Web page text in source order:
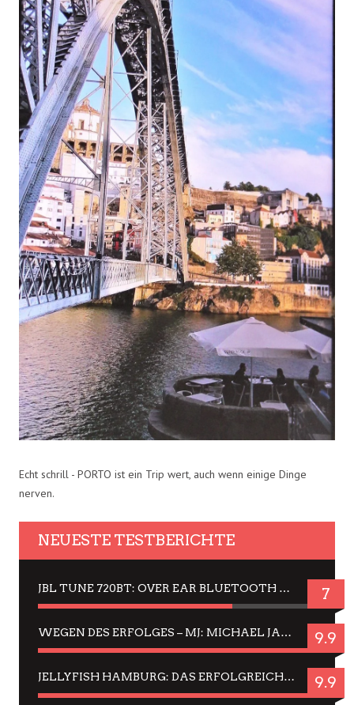
Echt schrill - PORTO ist ein Trip wert, auch wenn einige Dinge
nerven.
NEUESTE TESTBERICHTE
JBL TUNE 720BT: OVER EAR BLUETOOTH KOPFHÖRER UM DIE 50,-€ IM DAUER-TEST 7
WEGEN DES ERFOLGES – MJ: MICHAEL JACKSON MUSICAL IN EINER MATINEE SEHEN 9.9
JELLYFISH HAMBURG: DAS ERFOLGREICHE SOMMER-MENÜ 2025 IN GEFÜHLEN UND BILDERN 9.9